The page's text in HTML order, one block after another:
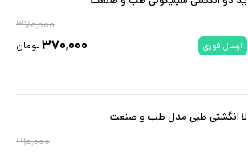
۳۷۰,۰۰۰
ارسال فوری ۳۷۰,۰۰۰تومان
لا انگشتی طبی مدل طب و صنعت
۱۹۰,۰۰۰